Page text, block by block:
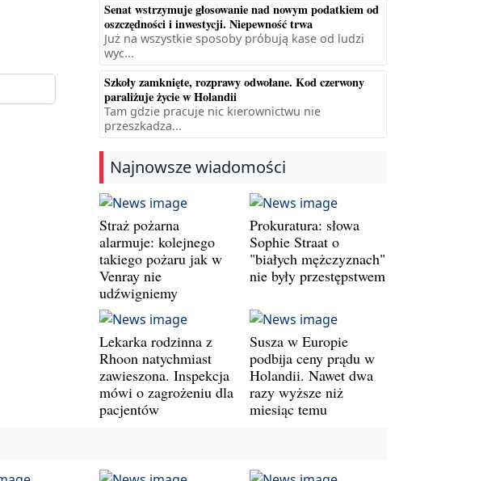
Senat wstrzymuje głosowanie nad nowym podatkiem od
oszczędności i inwestycji. Niepewność trwa
Już na wszystkie sposoby próbują kase od ludzi
wyc...
Szkoły zamknięte, rozprawy odwołane. Kod czerwony
paraliżuje życie w Holandii
Tam gdzie pracuje nic kierownictwu nie
przeszkadza...
Najnowsze wiadomości
Straż pożarna
alarmuje: kolejnego
takiego pożaru jak w
Venray nie
udźwigniemy
Prokuratura: słowa
Sophie Straat o
"białych mężczyznach"
nie były przestępstwem
Lekarka rodzinna z
Rhoon natychmiast
zawieszona. Inspekcja
mówi o zagrożeniu dla
pacjentów
Susza w Europie
podbija ceny prądu w
Holandii. Nawet dwa
razy wyższe niż
miesiąc temu